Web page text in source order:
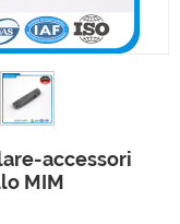
accessori
MIM